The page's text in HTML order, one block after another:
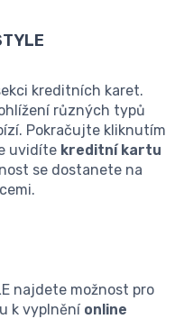
kreditních karet.
různých typů
Pokračujte kliknutím
uvidíte kreditní kartu
se dostanete na
najdete možnost pro
k vyplnění online